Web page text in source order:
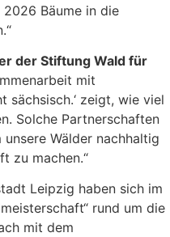
Bäume in die
der Stiftung Wald für
mit
sächsisch.‘ zeigt, wie viel
Solche Partnerschaften
Wälder nachhaltig
zu machen.“
Leipzig haben sich im
rund um die
mit dem